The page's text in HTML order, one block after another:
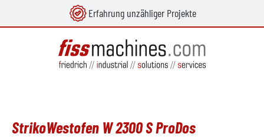
Erfahrung unzähliger Projekte
StrikoWestofen W 2300 S ProDos